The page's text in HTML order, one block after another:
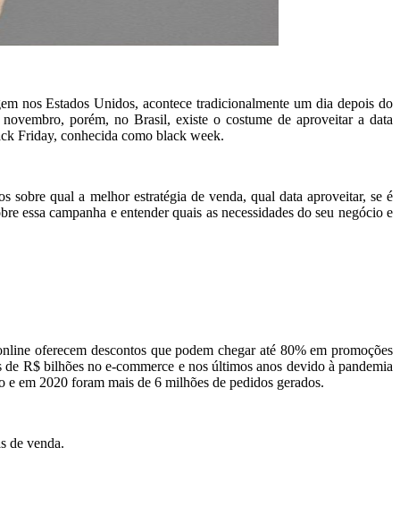
nos Estados Unidos, acontece tradicionalmente um dia depois do
porém, no Brasil, existe o costume de aproveitar a data
Friday, conhecida como black week.
sobre qual a melhor estratégia de venda, qual data aproveitar, se é
essa campanha e entender quais as necessidades do seu negócio e
oferecem descontos que podem chegar até 80% em promoções
R$ bilhões no e-commerce e nos últimos anos devido à pandemia
em 2020 foram mais de 6 milhões de pedidos gerados.
de venda.